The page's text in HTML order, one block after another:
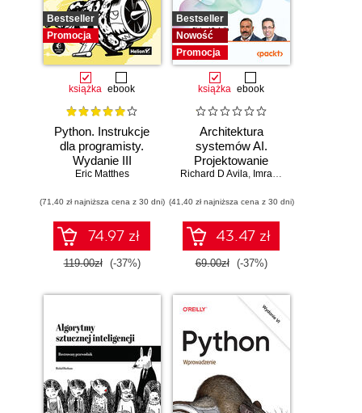
Bestseller
Promocja
książka ebook
Python. Instrukcje
dla programisty.
Wydanie III
Eric Matthes
(71,40 zł najniższa cena z 30 dni)
74.97 zł
119.00zł (-37%)
Bestseller
Nowość
Promocja
książka ebook
Architektura
systemów AI.
Projektowanie
skalowalnego i
oprogramowania
Richard D Avila, Imran Ahmad
(41,40 zł najniższa cena z 30 dni)
43.47 zł
69.00zł (-37%)